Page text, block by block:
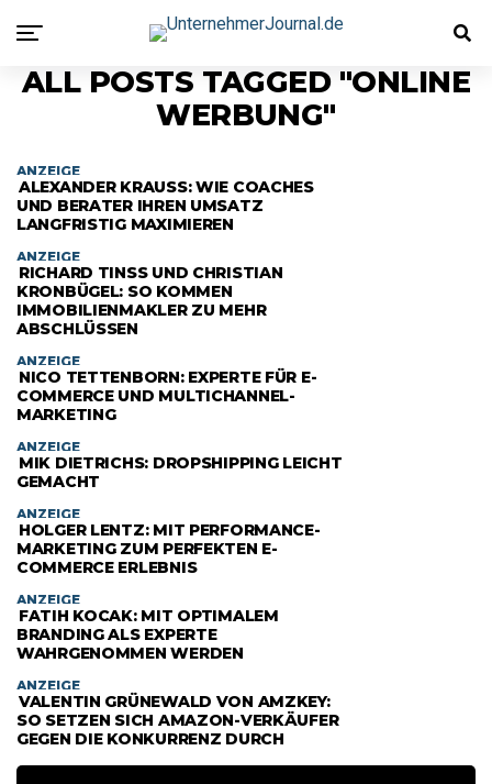
ALL POSTS TAGGED "ONLINE
WERBUNG"
ANZEIGE
ALEXANDER KRAUSS: WIE COACHES U
ND BERATER IHREN UMSATZ L
ANGFRISTIG MAXIMIEREN
ANZEIGE
RICHARD TINSS UND CHRISTIAN K
RONBÜGEL: SO KOMMEN I
MMOBILIENMAKLER ZU MEHR A
BSCHLÜSSEN
ANZEIGE
NICO TETTENBORN: EXPERTE FÜR E-
COMMERCE UND MULTICHANNEL-
MARKETING
ANZEIGE
MIK DIETRICHS: DROPSHIPPING LEICHT
GEMACHT
ANZEIGE
HOLGER LENTZ: MIT PERFORMANCE-
MARKETING ZUM PERFEKTEN E-
COMMERCE ERLEBNIS
ANZEIGE
FATIH KOCAK: MIT OPTIMALEM
BRANDING ALS EXPERTE
WAHRGENOMMEN WERDEN
ANZEIGE
VALENTIN GRÜNEWALD VON AMZKEY:
SO SETZEN SICH AMAZON-VERKÄUFER
GEGEN DIE KONKURRENZ DURCH